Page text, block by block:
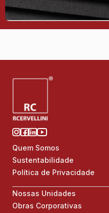
Quem Somos
Sustentabilidade
Política de Privacidade
Nossas Unidades
Obras Corporativas